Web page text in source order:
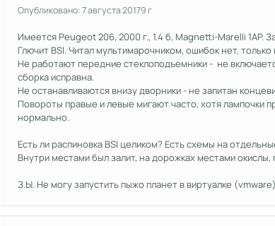
Опубликовано:7 августа 20179 г
Имеется Peugeot 206, 2000 г., 1.4 б, Magnetti-Marelli 1AP.
Глючит BSI. Читал мультимарочником, ошибок нет,
Не работают передние стеклоподъемники - не
сборка исправна.
Не останавливаются внизу дворники - не запитан
Повороты правые и левые мигают часто, хотя лампочки
нормально.
Есть ли распиновка BSI целиком? Есть схемы на
Внутри местами был залит, на дорожках местами
З.Ы. Не могу запустить пыжо планет в виртуалке